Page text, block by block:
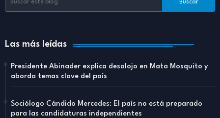
Las más leídas
Presidente Abinader explica desalojo en Mata Mosquito y
aborda temas clave del país
Sociólogo Cándido Mercedes: El país no está preparado
para las candidaturas independientes